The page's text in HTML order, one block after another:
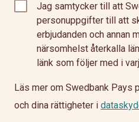
Jag samtycker till att
personuppgifter till att
erbjudanden och annan
närsomhelst återkalla
länk som följer med i
Läs mer om Swedbank Pays
och dina rättigheter i